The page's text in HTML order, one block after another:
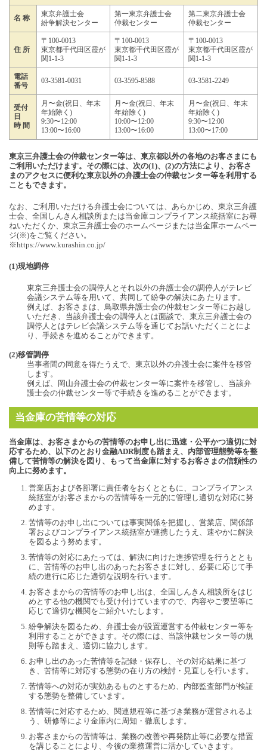
名 称
東京弁護士会
紛争解決センター
第一東京弁護士会
仲裁センター
第二東京弁護士会
仲裁センター
住 所
〒100-0013
東京都千代田区霞が
関1-1-3
〒100-0013
東京都千代田区霞が
関1-1-3
〒100-0013
東京都千代田区霞が
関1-1-3
電話
番号
03-3581-0031 03-3595-8588 03-3581-2249
受付
日
時 間
月〜金(祝日、年末
年始除く)
9:30〜12:00
13:00〜16:00
月〜金(祝日、年末
年始除く)
10:00〜12:00
13:00〜16:00
月〜金(祝日、年末
年始除く)
9:30〜12:00
13:00〜17:00
東京三弁護士会の仲裁センター等は、東京都以外の各地のお客さまにも
ご利用いただけます。その際には、次の(1)、(2)の方法により、お客さ
まのアクセスに便利な東京以外の弁護士会の仲裁センター等を利用する
こともできます。
なお、ご利用いただける弁護士会については、あらかじめ、東京三弁護
士会、全国しんきん相談所または当金庫コンプライアンス統括室にお尋
ねいただくか、東京三弁護士会のホームページまたは当金庫ホームペー
ジ(※)をご覧ください。
※https://www.kurashin.co.jp/
(1)現地調停
東京三弁護士会の調停人とそれ以外の弁護士会の調停人がテレビ
会議システム等を用いて、共同して紛争の解決にあ たります。
例えば、お客さまは、鳥取県弁護士会の仲裁センター等にお越し
いただき、当該弁護士会の調停人とは面談で、東京三弁護士会の
調停人とはテレビ会議システム等を通じてお話いただくことによ
り、手続きを進めることができます。
(2)移管調停
当事者間の同意を得たうえで、東京以外の弁護士会に案件を移管
します。
例えば、岡山弁護士会の仲裁センター等に案件を移管し、当該弁
護士会の仲裁センター等で手続きを進めることができます。
当金庫の苦情等の対応
当金庫は、お客さまからの苦情等のお申し出に迅速・公平かつ適切に対
応するため、以下のとおり金融ADR制度も踏まえ、内部管理態勢等を整
備して苦情等の解決を図り、もって当金庫に対するお客さまの信頼性の
向上に努めます。
営業店および各部署に責任者をおくとともに、コンプライアンス
統括室がお客さまからの苦情等を一元的に管理し適切な対応に努
めます。
苦情等のお申し出については事実関係を把握し、営業店、関係部
署およびコンプライアンス統括室が連携したうえ、速やかに解決
を図るよう努めます。
苦情等の対応にあたっては、解決に向けた進捗管理を行うととも
に、苦情等のお申し出のあったお客さまに対し、必要に応じて手
続の進行に応じた適切な説明を行います。
お客さまからの苦情等のお申し出は、全国しんきん相談所をはじ
めとする他の機関でも受け付けていますので、内容やご要望等に
応じて適切な機関をご紹介いたします。
紛争解決を図るため、弁護士会が設置運営する仲裁センター等を
利用することができます。その際には、当該仲裁センター等の規
則等も踏まえ、適切に協力します。
お申し出のあった苦情等を記録・保存し、その対応結果に基づ
き、苦情等に対応する態勢の在り方の検討・見直しを行います。
苦情等への対応が実効あるものとするため、内部監査部門が検証
する態勢を整備しています。
苦情等に対応するため、関連規程等に基づき業務が運営されるよ
う、研修等により金庫内に周知・徹底します。
お客さまからの苦情等は、業務の改善や再発防止等に必要な措置
を講じることにより、今後の業務運営に活かしていきます。